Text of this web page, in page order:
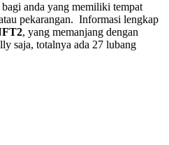
anda yang memiliki tempat
pekarangan. Informasi lengkap
, yang memanjang dengan
saja, totalnya ada 27 lubang